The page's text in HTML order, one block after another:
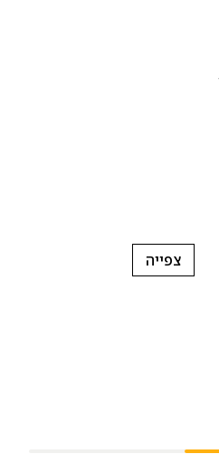
צפייה